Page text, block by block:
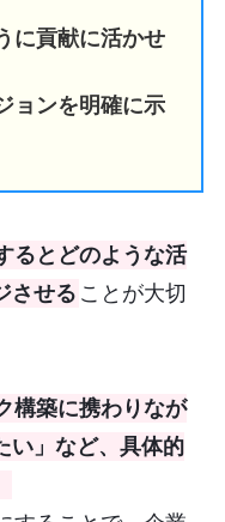
に貢献に活かせ
ョンを明確に示
るとどのような活
させる ことが大切
構築に携わりなが
い」など、具体的